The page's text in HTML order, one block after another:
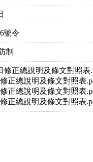
號令
制
修正總說明及條文對照表
正總說明及條文對照表
正總說明及條文對照表
正總說明及條文對照表